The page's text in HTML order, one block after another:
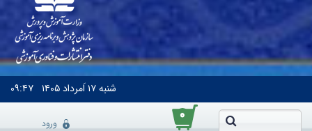
شنبه۱۷ اَمرداد ۱۴۰۵ ۰۹:۴۷
۰
ورود